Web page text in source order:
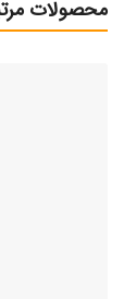
محصولات